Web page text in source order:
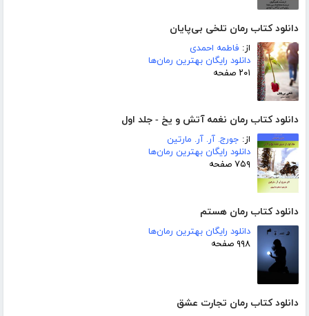
دانلود کتاب رمان تلخی بی‌پایان
از: فاطمه احمدی
دانلود رایگان بهترین رمان‌ها
۲۰۱ صفحه
دانلود کتاب رمان نغمه آتش و یخ - جلد اول
از: جورج. آر. آر. مارتین
دانلود رایگان بهترین رمان‌ها
۷۵۹ صفحه
دانلود کتاب رمان هستم
دانلود رایگان بهترین رمان‌ها
۹۹۸ صفحه
دانلود کتاب رمان تجارت عشق